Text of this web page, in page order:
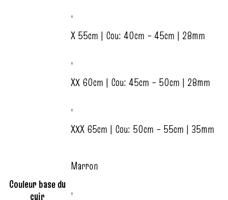
,
X 55cm | Cou: 40cm – 45cm | 28mm
,
XX 60cm | Cou: 45cm – 50cm | 28mm
,
XXX 65cm | Cou: 50cm – 55cm | 35mm
Couleur base du
cuir
Marron
,